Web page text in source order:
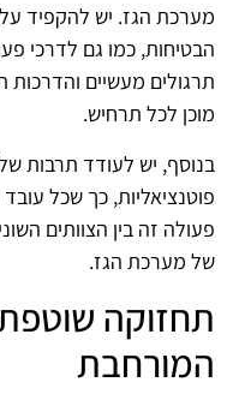
מערכת הגז. יש להקפיד על
הבטיחות, כמו גם לדרכי
תרגולים מעשיים
מוכן לכל תרחיש.
בנוסף, יש לעודד תרבות
פוטנציאליות, כך שכל
פעולה זה בין הצוותים
של מערכת הגז.
תחזוקה
המורחבת